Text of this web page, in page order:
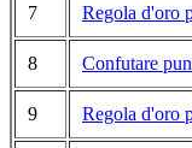
7 Regola d'oro
8 Confutare
9 Regola d'oro